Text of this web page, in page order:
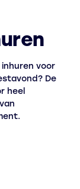
voor
De
heel